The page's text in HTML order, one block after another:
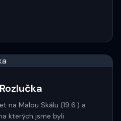
na Malou Skálu (19.6.) a
kterých jsme byli